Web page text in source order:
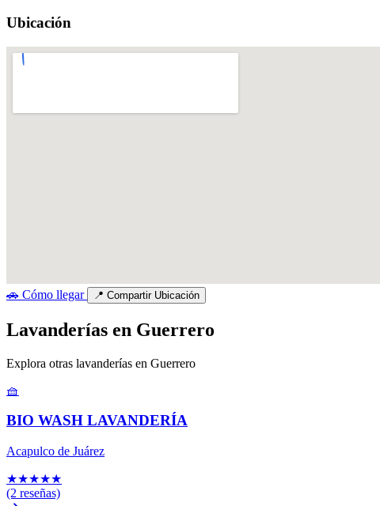
Ubicación
🚗 Cómo llegar 📍 Compartir Ubicación
Lavanderías en Guerrero
Explora otras lavanderías en Guerrero
🧺
BIO WASH LAVANDERÍA
Acapulco de Juárez
★★★★★
(2 reseñas)